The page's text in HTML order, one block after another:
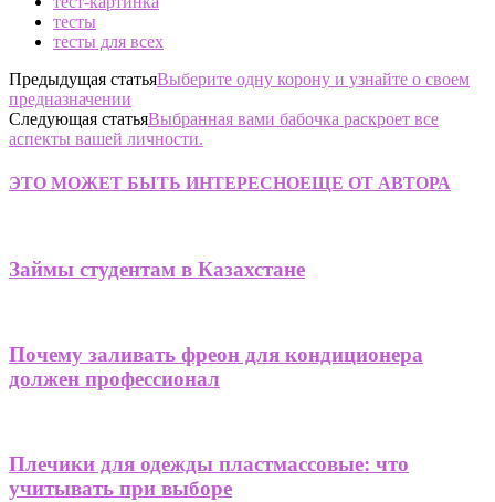
тесты
тесты для всех
Предыдущая статьяВыберите одну корону и узнайте о своем
предназначении
Следующая статьяВыбранная вами бабочка раскроет все
аспекты вашей личности.
ЭТО МОЖЕТ БЫТЬ ИНТЕРЕСНОЕЩЕ ОТ АВТОРА
Займы студентам в Казахстане
Почему заливать фреон для кондиционера
должен профессионал
Плечики для одежды пластмассовые: что
учитывать при выборе